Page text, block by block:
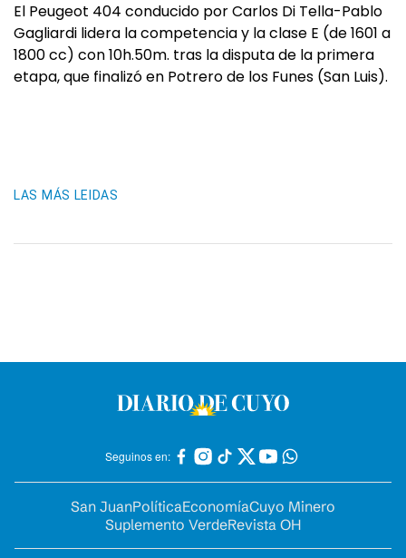
El Peugeot 404 conducido por Carlos Di Tella-Pablo
Gagliardi lidera la competencia y la clase E (de 1601 a
1800 cc) con 10h.50m. tras la disputa de la primera
etapa, que finalizó en Potrero de los Funes (San Luis).
LAS MÁS LEIDAS
Seguinos en:
San JuanPolíticaEconomíaCuyo Minero
Suplemento VerdeRevista OH